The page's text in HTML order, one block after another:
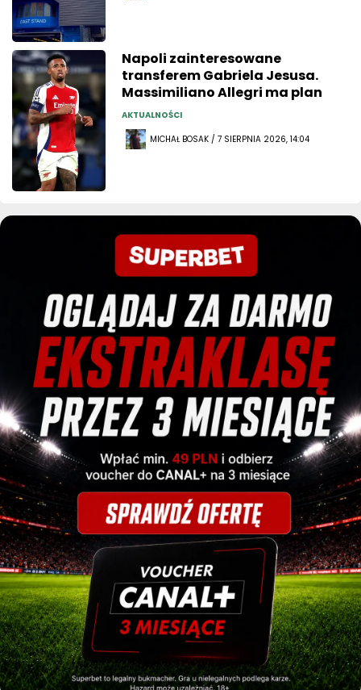
Napoli zainteresowane
transferem Gabriela Jesusa.
Massimiliano Allegri ma plan
AKTUALNOŚCI
MICHAŁ BOSAK / 7 SIERPNIA 2026, 14:04